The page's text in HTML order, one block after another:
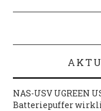
NAS-USV UGREEN
Batteriepuffer